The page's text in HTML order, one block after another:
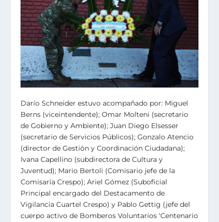
Darío Schneider estuvo acompañado por: Miguel
Berns (viceintendente); Omar Molteni (secretario
de Gobierno y Ambiente); Juan Diego Elsesser
(secretario de Servicios Públicos); Gonzalo Atencio
(director de Gestión y Coordinación Ciudadana);
Ivana Capellino (subdirectora de Cultura y
Juventud); Mario Bertoli (Comisario jefe de la
Comisaría Crespo); Ariel Gómez (Suboficial
Principal encargado del Destacamento de
Vigilancia Cuartel Crespo) y Pablo Gettig (jefe del
cuerpo activo de Bomberos Voluntarios ‘Centenario